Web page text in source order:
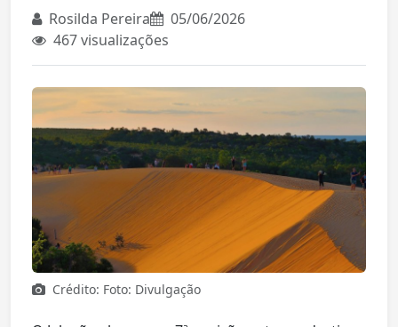
Rosilda Pereira
05/06/2026
467 visualizações
Crédito: Foto: Divulgação